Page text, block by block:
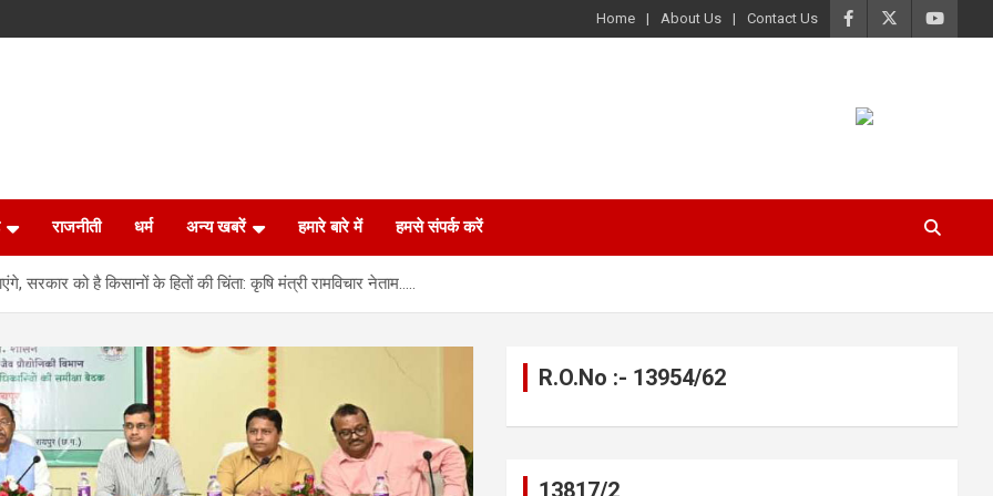
Home About Us Contact Us
राजनीती धर्म अन्य खबरें हमारे बारे में हमसे संपर्क करें
सरकार को है किसानों के हितों की चिंता: कृषि मंत्री रामविचार नेताम…..
R.O.No :- 13954/62
13817/2